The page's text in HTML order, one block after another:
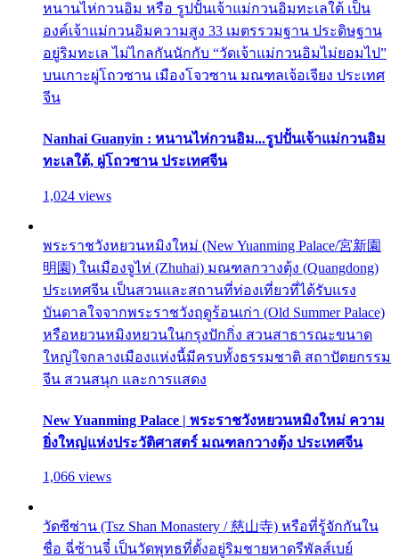
หนานไห่กวนอิม หรือ รูปปั้นเจ้าแม่กวนอิมทะเลใต้ เป็น
องค์เจ้าแม่กวนอิมความสูง 33 เมตรรวมฐาน ประดิษฐาน
อยู่ริมทะเล ไม่ไกลกันนักกับ “วัดเจ้าแม่กวนอิมไม่ยอมไป”
บนเกาะผู่โถวซาน เมืองโจวซาน มณฑลเจ้อเจียง ประเทศ
จีน
Nanhai Guanyin : หนานไห่กวนอิม...รูปปั้นเจ้าแม่กวนอิม
ทะเลใต้, ผู่โถวซาน ประเทศจีน
1,024 views
พระราชวังหยวนหมิงใหม่ (New Yuanming Palace/宮新園
明園) ในเมืองจูไห่ (Zhuhai) มณฑลกวางตุ้ง (Quangdong)
ประเทศจีน เป็นสวนและสถานที่ท่องเที่ยวที่ได้รับแรง
บันดาลใจจากพระราชวังฤดูร้อนเก่า (Old Summer Palace)
หรือหยวนหมิงหยวนในกรุงปักกิ่ง สวนสาธารณะขนาด
ใหญ่ใจกลางเมืองแห่งนี้มีครบทั้งธรรมชาติ สถาปัตยกรรม
จีน สวนสนุก และการแสดง
New Yuanming Palace | พระราชวังหยวนหมิงใหม่ ความ
ยิ่งใหญ่แห่งประวัติศาสตร์ มณฑลกวางตุ้ง ประเทศจีน
1,066 views
วัดซีซ่าน (Tsz Shan Monastery / 慈山寺) หรือที่รู้จักกันใน
ชื่อ ฉี่ซ้านจี๋ เป็นวัดพุทธที่ตั้งอยู่ริมชายหาดรีพัลส์เบย์